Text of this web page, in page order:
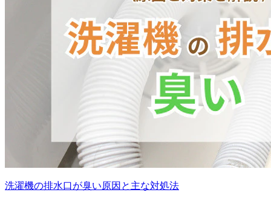
洗濯機の排水口が臭い原因と主な対処法